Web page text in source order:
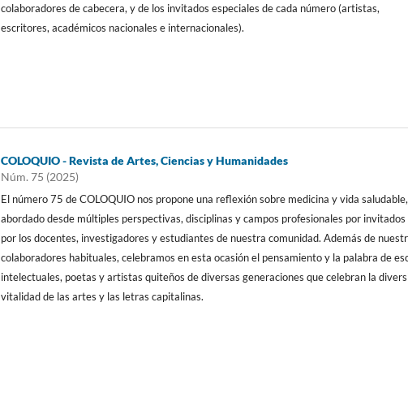
colaboradores de cabecera, y de los invitados especiales de cada número (artistas,
escritores, académicos nacionales e internacionales).
COLOQUIO - Revista de Artes, Ciencias y Humanidades
Núm. 75 (2025)
El número 75 de COLOQUIO nos propone una reflexión sobre medicina y vida
abordado desde múltiples perspectivas, disciplinas y campos profesionales por invitados
por los docentes, investigadores y estudiantes de nuestra comunidad. Además de
colaboradores habituales, celebramos en esta ocasión el pensamiento y la palabra de
intelectuales, poetas y artistas quiteños de diversas generaciones que celebran la
vitalidad de las artes y las letras capitalinas.